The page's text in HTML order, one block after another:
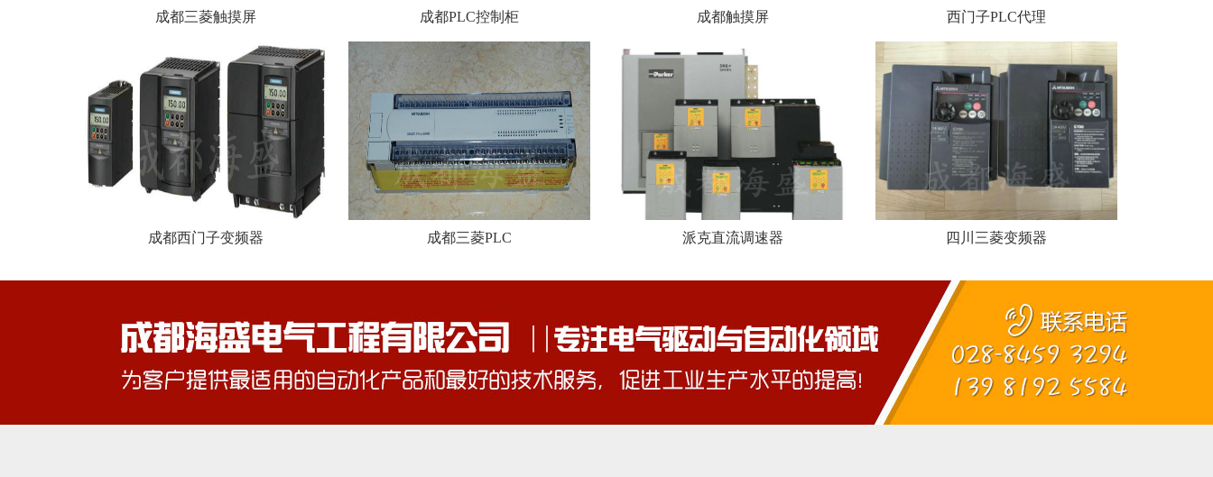
成都三菱触摸屏 成都PLC控制柜 成都触摸屏 西门子PLC代理
成都西门子变频器 成都三菱PLC 派克直流调速器 四川三菱变频器